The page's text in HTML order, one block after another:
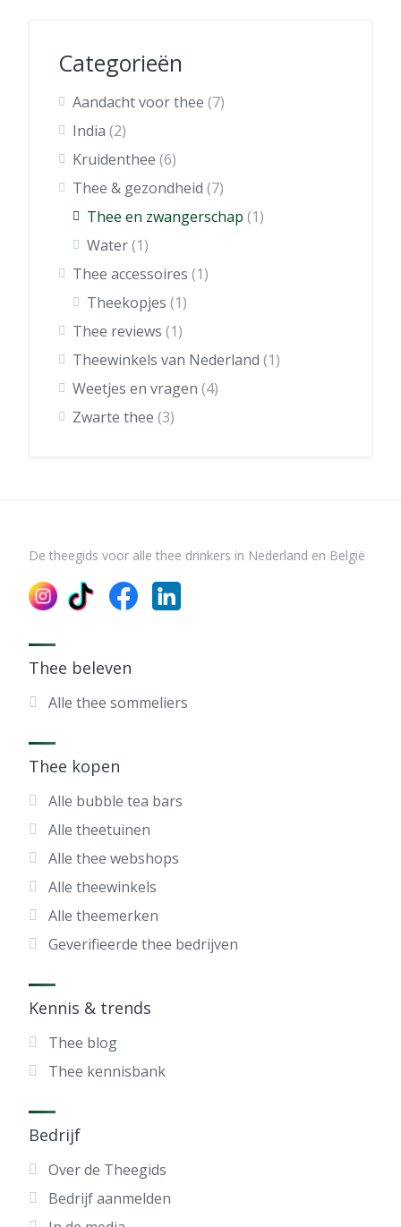
Categorieën
Aandacht voor thee (7)
India (2)
Kruidenthee (6)
Thee & gezondheid (7)
Thee en zwangerschap (1)
Water(1)
Thee accessoires (1)
Theekopjes (1)
Thee reviews (1)
Theewinkels van Nederland (1)
Weetjes en vragen (4)
Zwarte thee (3)
De theegids voor alle thee drinkers in Nederland en België
Thee beleven
Alle thee sommeliers
Thee kopen
Alle bubble tea bars
Alle theetuinen
Alle thee webshops
Alle theewinkels
Alle theemerken
Geverifieerde thee bedrijven
Kennis & trends
Thee blog
Thee kennisbank
Bedrijf
Over de Theegids
Bedrijf aanmelden